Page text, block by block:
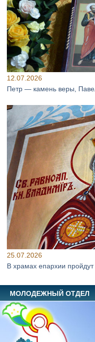
12.07.2026
Петр — камень веры,
25.07.2026
В храмах епархии
МОЛОДЕЖНЫЙ ОТДЕЛ